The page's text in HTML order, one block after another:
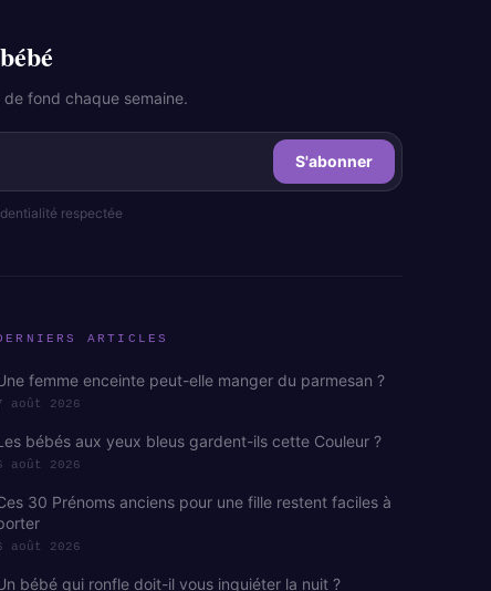
fond chaque semaine.
S'abonner
respectée
ARTICLES
femme enceinte peut-elle manger du parmesan ?
août 2026
bébés aux yeux bleus gardent-ils cette Couleur ?
août 2026
30 Prénoms anciens pour une fille restent faciles à
août 2026
bébé qui ronfle doit-il vous inquiéter la nuit ?